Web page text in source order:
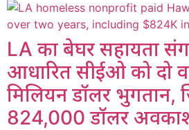
LA का बेघर सहायता
आधारित सीईओ को दो
मिलियन डॉलर भुगतान,
824,000 डॉलर